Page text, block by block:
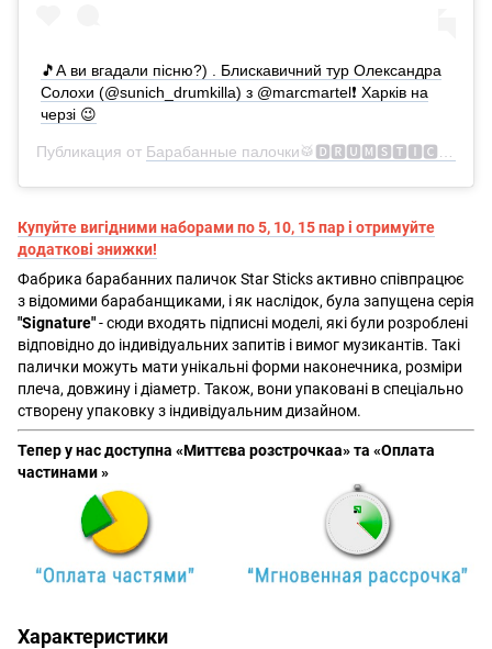
🎵А ви вгадали пісню?) . Блискавичний тур Олександра
Солохи (@sunich_drumkilla) з @marcmartel❗ Харків на
черзі 😉
Публикация от Барабанные палочки🥁🅳🆁🆄🅼🆂🆃🅸🅲🅺🆂
Купуйте вигідними наборами по 5, 10, 15 пар і отримуйте
додаткові знижки!
Фабрика барабанних паличок Star Sticks активно співпрацює
з відомими барабанщиками, і як наслідок, була запущена серія
"Signature"- сюди входять підписні моделі, які були розроблені
відповідно до індивідуальних запитів і вимог музикантів. Такі
палички можуть мати унікальні форми наконечника, розміри
плеча, довжину і діаметр. Також, вони упаковані в спеціально
створену упаковку з індивідуальним дизайном.
Тепер у нас доступна «Миттєва розстрочкаа» та «Оплата
частинами »
Характеристики